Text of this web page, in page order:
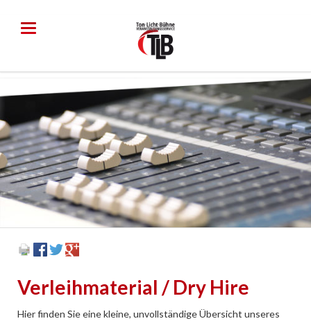
Verleihmaterial / Dry Hire
Hier finden Sie eine kleine, unvollständige Übersicht unseres